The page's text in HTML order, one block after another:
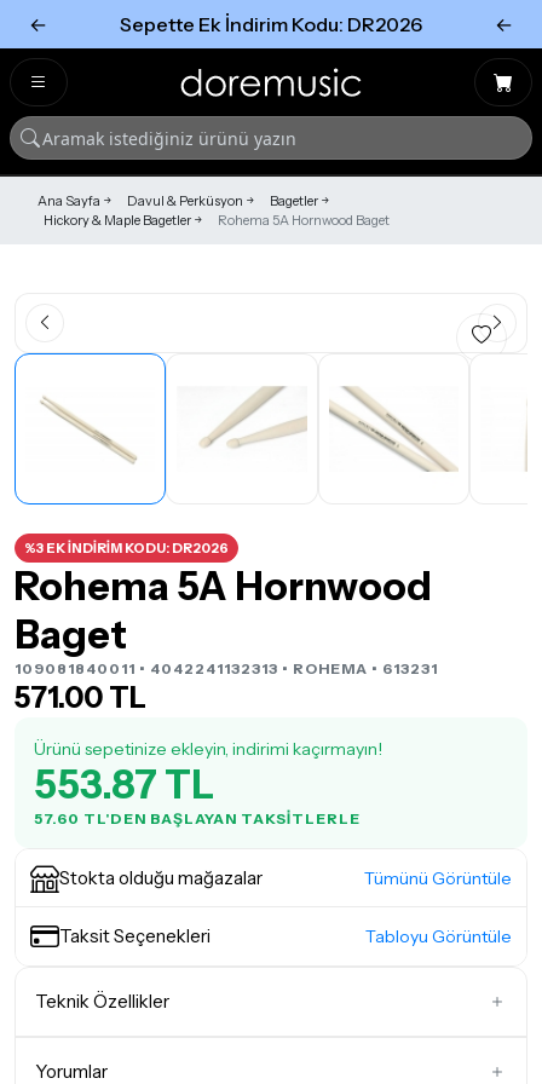
← Sepette Ek İndirim Kodu: DR2026 ←
Ana Sayfa Davul & Perküsyon
Bagetler
Hickory & Maple Bagetler
Rohema 5A Hornwood Baget
%3 EK İNDİRİM KODU: DR2026
Rohema 5A Hornwood
Baget
109081840011 • 4042241132313 • ROHEMA • 613231
571.00 TL
Ürünü sepetinize ekleyin, indirimi kaçırmayın!
553.87 TL
57.60 TL'DEN BAŞLAYAN TAKSITLERLE
Stokta olduğu mağazalar Tümünü Görüntüle
Taksit Seçenekleri Tabloyu Görüntüle
Teknik Özellikler
Yorumlar
Tümünü Gör
Tümünü gör